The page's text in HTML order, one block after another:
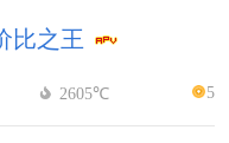
比之王
2605℃ 5